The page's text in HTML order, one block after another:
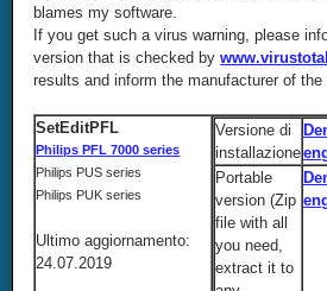
blames my software.
If you get such a virus warning, please
version that is checked by
results and inform the manufacturer of the
SetEditPFL
Philips PFL 7000 series
Philips PUS series
Philips PUK series
Ultimo aggiornamento:
24.07.2019
Versione di
installazione
Portable
version (Zip
file with all
you need,
extract it to